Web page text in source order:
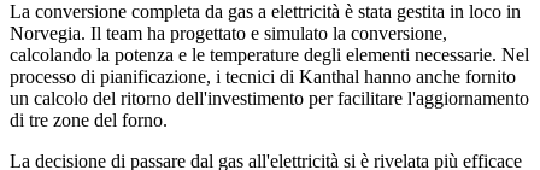
La conversione completa da gas a elettricità è stata gestita in loco in
Norvegia. Il team ha progettato e simulato la conversione,
calcolando la potenza e le temperature degli elementi necessarie. Nel
processo di pianificazione, i tecnici di Kanthal hanno anche fornito
un calcolo del ritorno dell'investimento per facilitare l'aggiornamento
di tre zone del forno.
La decisione di passare dal gas all'elettricità si è rivelata più efficace